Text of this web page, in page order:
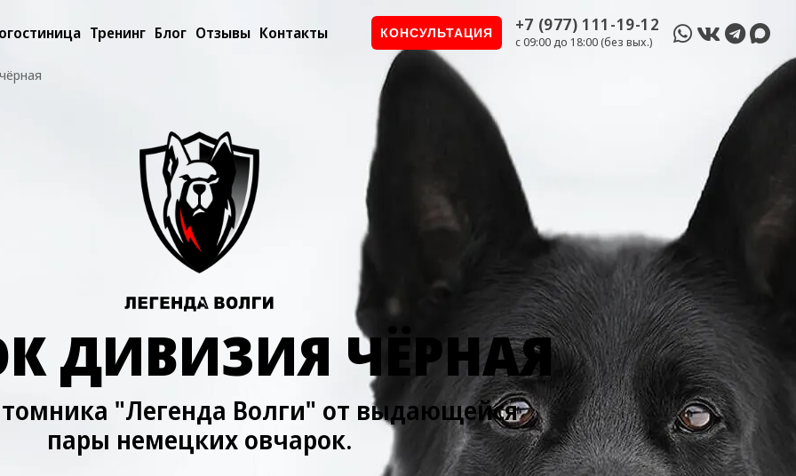
Тренинг Блог Отзывы Контакты КОНСУЛЬТАЦИЯ +7 (977) 111-19-12
c 09:00 до 18:00 (без вых.)
ДИВИЗИЯ ЧЁРНАЯ
"Легенда Волги" от выдающейся
пары немецких овчарок.